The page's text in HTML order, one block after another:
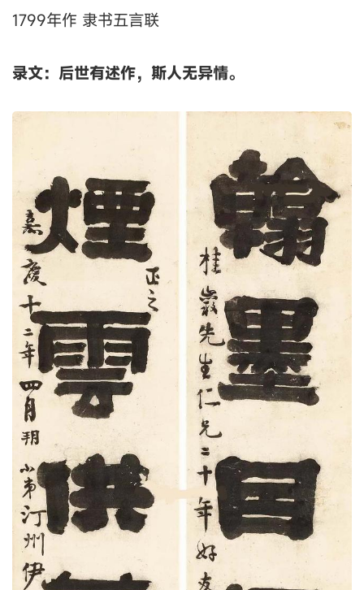
1799年作 隶书五言联
录文：后世有述作，斯人无异情。